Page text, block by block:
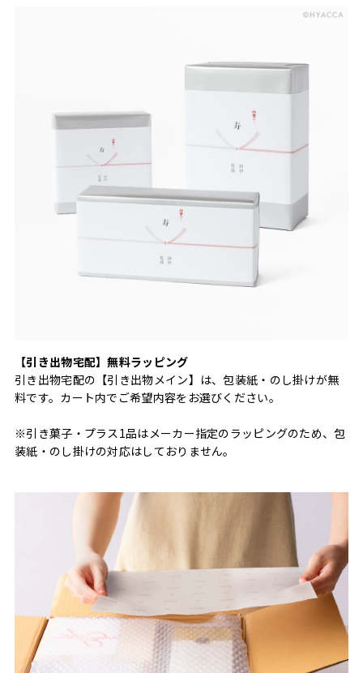
【引き出物宅配】無料ラッピング
引き出物宅配の【引き出物メイン】は、包装紙・のし掛けが無
料です。カート内でご希望内容をお選びください。
※引き菓子・プラス1品はメーカー指定のラッピングのため、包
装紙・のし掛けの対応はしておりません。